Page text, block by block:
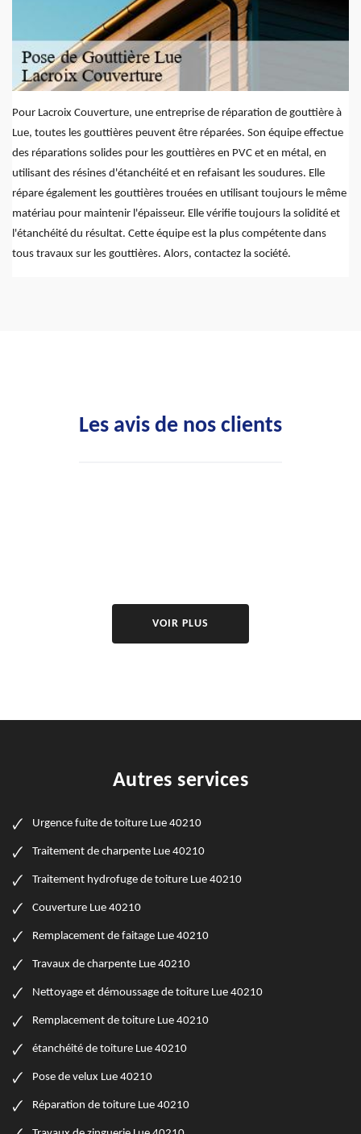
Pour Lacroix Couverture, une entreprise de réparation de gouttière à
Lue, toutes les gouttières peuvent être réparées. Son équipe effectue
des réparations solides pour les gouttières en PVC et en métal, en
utilisant des résines d'étanchéité et en refaisant les soudures. Elle
répare également les gouttières trouées en utilisant toujours le même
matériau pour maintenir l'épaisseur. Elle vérifie toujours la solidité et
l'étanchéité du résultat. Cette équipe est la plus compétente dans
tous travaux sur les gouttières. Alors, contactez la société.
Les avis de nos clients
VOIR PLUS
Autres services
Urgence fuite de toiture Lue 40210
Traitement de charpente Lue 40210
Traitement hydrofuge de toiture Lue 40210
Couverture Lue 40210
Remplacement de faitage Lue 40210
Travaux de charpente Lue 40210
Nettoyage et démoussage de toiture Lue 40210
Remplacement de toiture Lue 40210
étanchéité de toiture Lue 40210
Pose de velux Lue 40210
Réparation de toiture Lue 40210